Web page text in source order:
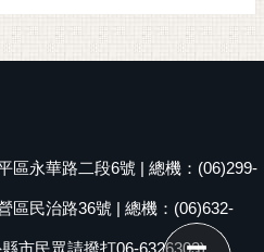
區永華路二段6號 | 總機：(06)299-
區民治路36號 | 總機：(06)632-
市民眾請撥打06-6326303)